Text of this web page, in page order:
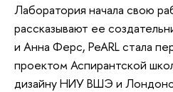
Лаборатория начала свою
рассказывают ее
и Анна Ферс, PeARL стала
проектом Аспирантской
дизайну НИУ ВШЭ и